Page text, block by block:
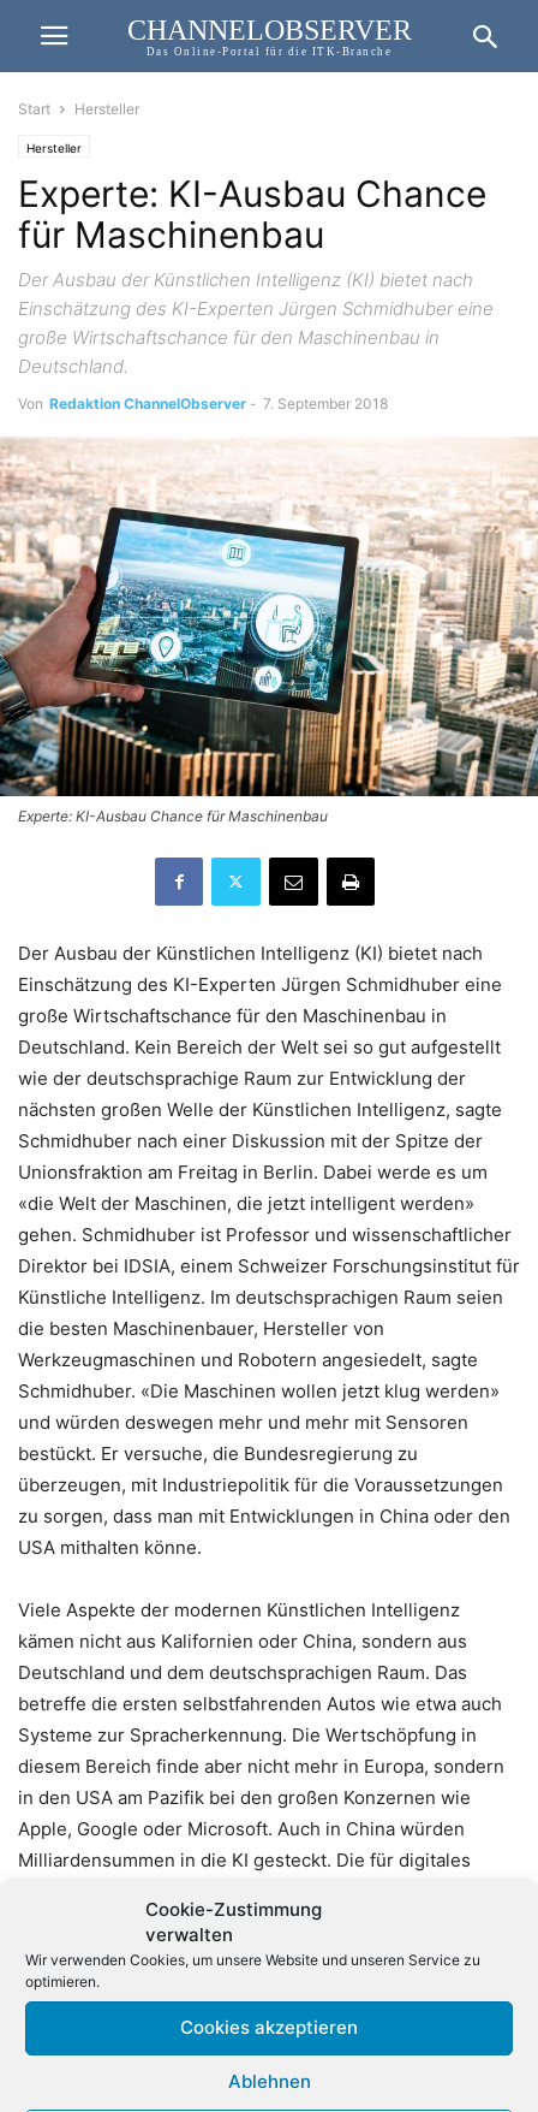
Cookie-Zustimmung
verwalten
Wir verwenden Cookies, um unsere Website und unseren Service zu
optimieren.
Cookies akzeptieren
Ablehnen
CHANNELOBSERVER
Das Online-Portal für die ITK-Branche
Start Hersteller
Hersteller
Experte: KI-Ausbau Chance
für Maschinenbau
Der Ausbau der Künstlichen Intelligenz (KI) bietet nach
Einschätzung des KI-Experten Jürgen Schmidhuber eine
große Wirtschaftschance für den Maschinenbau in
Deutschland.
Von Redaktion ChannelObserver - 7. September 2018
Experte: KI-Ausbau Chance für Maschinenbau
Der Ausbau der Künstlichen Intelligenz (KI) bietet nach
Einschätzung des KI-Experten Jürgen Schmidhuber eine
große Wirtschaftschance für den Maschinenbau in
Deutschland. Kein Bereich der Welt sei so gut aufgestellt
wie der deutschsprachige Raum zur Entwicklung der
nächsten großen Welle der Künstlichen Intelligenz, sagte
Schmidhuber nach einer Diskussion mit der Spitze der
Unionsfraktion am Freitag in Berlin. Dabei werde es um
«die Welt der Maschinen, die jetzt intelligent werden»
gehen. Schmidhuber ist Professor und wissenschaftlicher
Direktor bei IDSIA, einem Schweizer Forschungsinstitut für
Künstliche Intelligenz. Im deutschsprachigen Raum seien
die besten Maschinenbauer, Hersteller von
Werkzeugmaschinen und Robotern angesiedelt, sagte
Schmidhuber. «Die Maschinen wollen jetzt klug werden»
und würden deswegen mehr und mehr mit Sensoren
bestückt. Er versuche, die Bundesregierung zu
überzeugen, mit Industriepolitik für die Voraussetzungen
zu sorgen, dass man mit Entwicklungen in China oder den
USA mithalten könne.
Viele Aspekte der modernen Künstlichen Intelligenz
kämen nicht aus Kalifornien oder China, sondern aus
Deutschland und dem deutschsprachigen Raum. Das
betreffe die ersten selbstfahrenden Autos wie etwa auch
Systeme zur Spracherkennung. Die Wertschöpfung in
diesem Bereich finde aber nicht mehr in Europa, sondern
in den USA am Pazifik bei den großen Konzernen wie
Apple, Google oder Microsoft. Auch in China würden
Milliardensummen in die KI gesteckt. Die für digitales
Schön (CDU) sagte, der Ausbau der Künstlichen Intelligenz
sei Schwerpunkt der Union in dieser Legislaturperiode.
Noch in diesem Jahr solle die KI-Strategie der
Bundesregierung vorliegen. Ihr für Gesundheit
zuständiger CSU-Amtskollege Georg Nüßlein warnte
davor, Entwicklungschancen der Künstlichen Intelligenz